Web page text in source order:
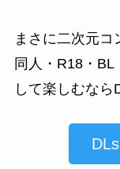
まさに二次元コ
同人・R18・BL
して楽しむなら